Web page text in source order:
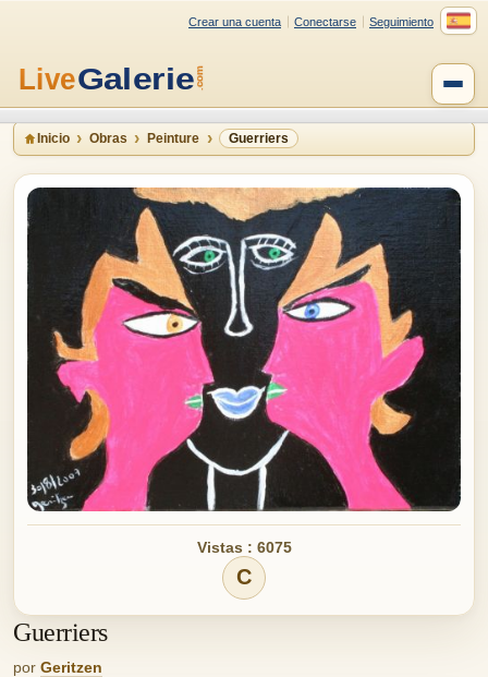
Crear una cuenta Conectarse Seguimiento
Inicio Obras Peinture Guerriers
Vistas : 6075
C
Guerriers
por Geritzen